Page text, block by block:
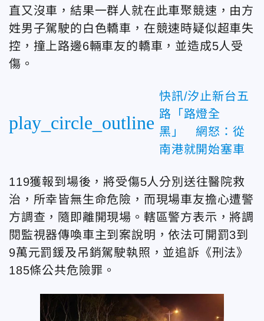
直又沒車，結果一群人就在此車聚競速，由方
姓男子駕駛的白色轎車，在競速時疑似超車失
控，撞上路邊6輛車友的轎車，並造成5人受
傷。
play_circle_outline
快訊/汐止新台五
路「路燈全
黑」 網怒：從
南港就開始塞車
119獲報到場後，將受傷5人分別送往醫院救
治，所幸皆無生命危險，而現場車友擔心遭警
方調查，隨即離開現場。轄區警方表示，將調
閱監視器傳喚車主到案說明，依法可開罰3到
9萬元罰鍰及吊銷駕駛執照，並追訴《刑法》
185條公共危險罪。